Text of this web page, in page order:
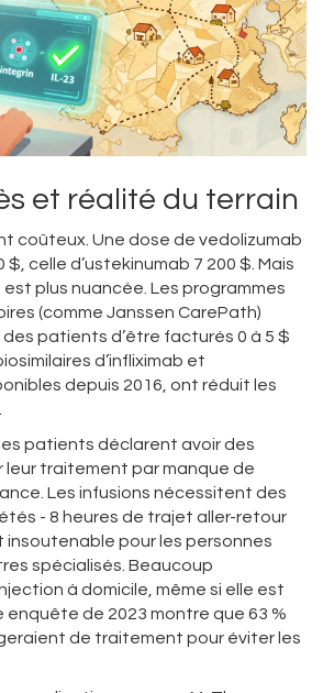
et réalité du terrain
coûteux. Une dose de vedolizumab
celle d’ustekinumab 7 200 $. Mais
plus nuancée. Les programmes
(comme Janssen CarePath)
patients d’être facturés 0 à 5 $
d’infliximab et
depuis 2016, ont réduit les
patients déclarent avoir des
leur traitement par manque de
Les infusions nécessitent des
- 8 heures de trajet aller-retour
insoutenable pour les personnes
spécialisés. Beaucoup
à domicile, même si elle est
enquête de 2023 montre que 63 %
de traitement pour éviter les